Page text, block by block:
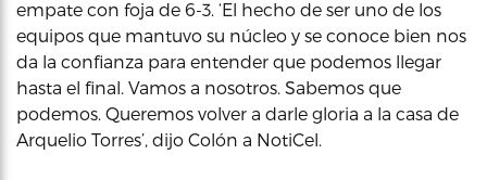
empate con foja de 6-3. ‘El hecho de ser uno de los
equipos que mantuvo su núcleo y se conoce bien nos
da la confianza para entender que podemos llegar
hasta el final. Vamos a nosotros. Sabemos que
podemos. Queremos volver a darle gloria a la casa de
Arquelio Torres’, dijo Colón a NotiCel.